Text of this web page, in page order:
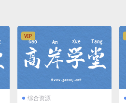
VIP
综合资源